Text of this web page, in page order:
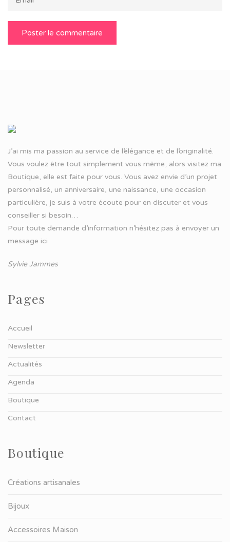
J’ai mis ma passion au service de l’élégance et de l’originalité.
Vous voulez être tout simplement vous même, alors visitez ma
Boutique, elle est faite pour vous. Vous avez envie d’un projet
personnalisé, un anniversaire, une naissance, une occasion
particulière, je suis à votre écoute pour en discuter et vous
conseiller si besoin…
Pour toute demande d’information n’hésitez pas à envoyer un
message ici
Sylvie Jammes
Pages
Accueil
Newsletter
Actualités
Agenda
Boutique
Contact
Boutique
Créations artisanales
Bijoux
Accessoires Maison